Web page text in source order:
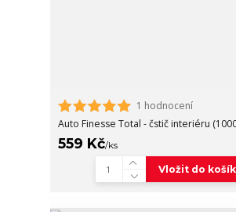
1 hodnocení
Auto Finesse Total - čstič interiéru
559 Kč/ks
Vložit do